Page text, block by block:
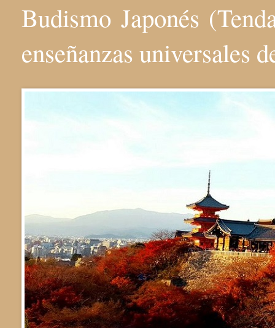
Budismo Japonés
enseñanzas universales